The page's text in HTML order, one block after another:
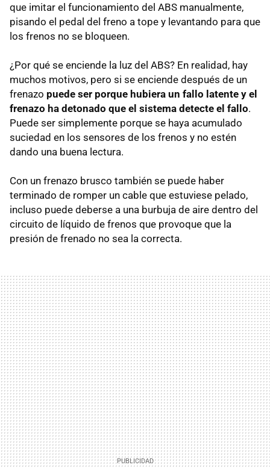
que imitar el funcionamiento del ABS manualmente,
pisando el pedal del freno a tope y levantando para que
los frenos no se bloqueen.
¿Por qué se enciende la luz del ABS? En realidad, hay
muchos motivos, pero si se enciende después de un
frenazo puede ser porque hubiera un fallo latente y el
frenazo ha detonado que el sistema detecte el fallo.
Puede ser simplemente porque se haya acumulado
suciedad en los sensores de los frenos y no estén
dando una buena lectura.
Con un frenazo brusco también se puede haber
terminado de romper un cable que estuviese pelado,
incluso puede deberse a una burbuja de aire dentro del
circuito de líquido de frenos que provoque que la
presión de frenado no sea la correcta.